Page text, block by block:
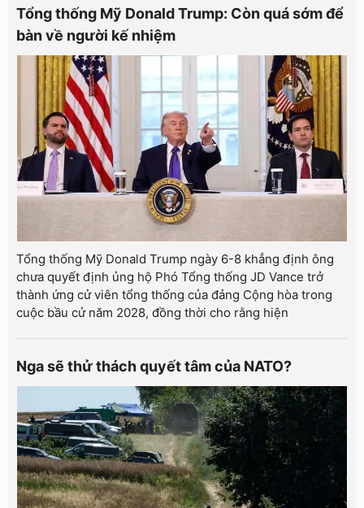
Tổng thống Mỹ Donald Trump: Còn quá sớm để
bàn về người kế nhiệm
Tổng thống Mỹ Donald Trump ngày 6-8 khẳng định ông
chưa quyết định ủng hộ Phó Tổng thống JD Vance trở
thành ứng cử viên tổng thống của đảng Cộng hòa trong
cuộc bầu cử năm 2028, đồng thời cho rằng hiện
Nga sẽ thử thách quyết tâm của NATO?